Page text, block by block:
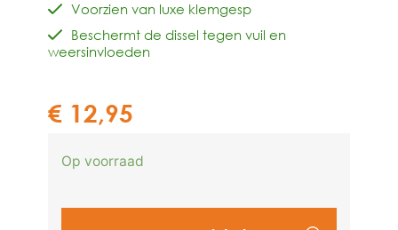
Voorzien van luxe klemgesp
Beschermt de dissel tegen vuil en
weersinvloeden
€ 12,95
Op voorraad